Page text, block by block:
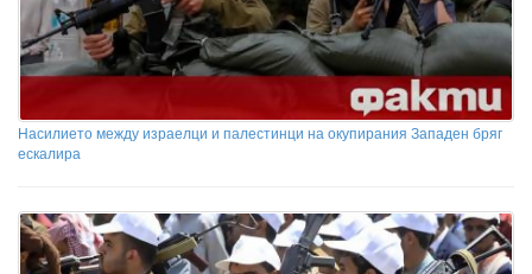
Насилието между израелци и палестинци на окупирания Западен бряг
ескалира